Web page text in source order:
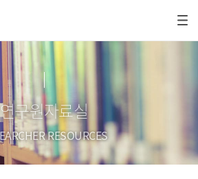
연구원자료실
RESOURCES